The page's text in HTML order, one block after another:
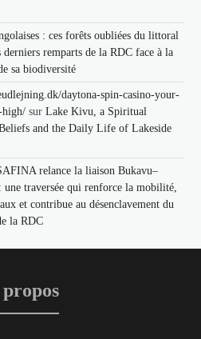
: ces forêts oubliées du littoral
remparts de la RDC face à la
sa biodiversité
daytona-spin-casino-your-
high/ surLake Kivu, a Spiritual
and the Daily Life of Lakeside
relance la liaison Bukavu–
une traversée qui renforce la mobilité,
et contribue au désenclavement du
la RDC